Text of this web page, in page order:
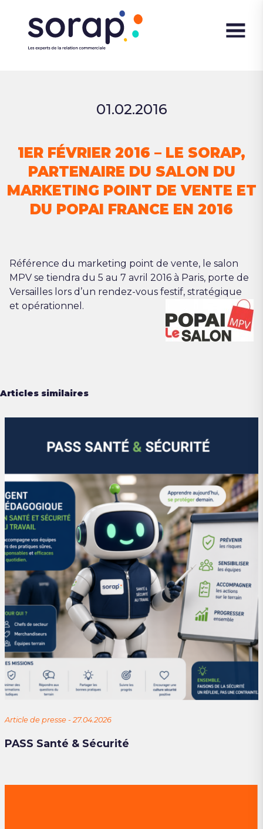
01.02.2016
1ER FÉVRIER 2016 – LE SORAP,
PARTENAIRE DU SALON DU
MARKETING POINT DE VENTE ET
DU POPAI FRANCE EN 2016
Référence du marketing point de vente, le salon
MPV se tiendra du 5 au 7 avril 2016 à Paris, porte de
Versailles lors d’un rendez-vous festif, stratégique
et opérationnel.
Articles similaires
Article de presse - 27.04.2026
PASS Santé & Sécurité